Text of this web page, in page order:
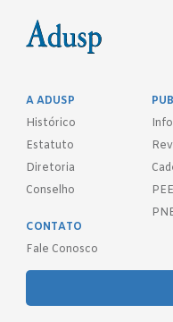
A ADUSP
Histórico
Estatuto
Diretoria
Conselho
PEE
CONTATO
Fale Conosco